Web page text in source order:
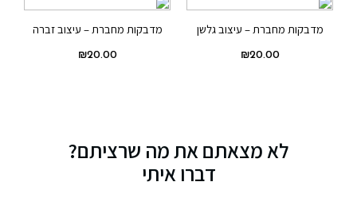
מדבקות מחברת – עיצוב גלשן
₪20.00
מדבקות מחברת – עיצוב זברה
₪20.00
לא מצאתם את מה שרציתם?
דברו איתי